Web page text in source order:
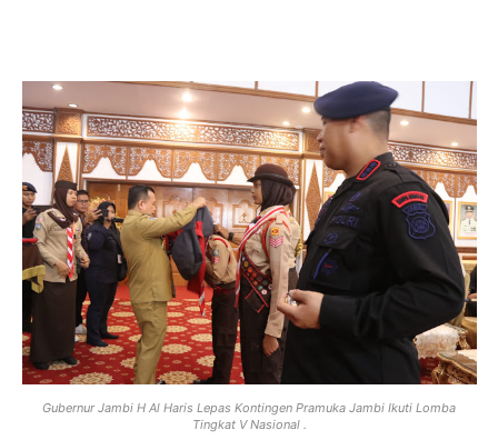
Gubernur Jambi H Al Haris Lepas Kontingen Pramuka Jambi Ikuti Lomba
Tingkat V Nasional .